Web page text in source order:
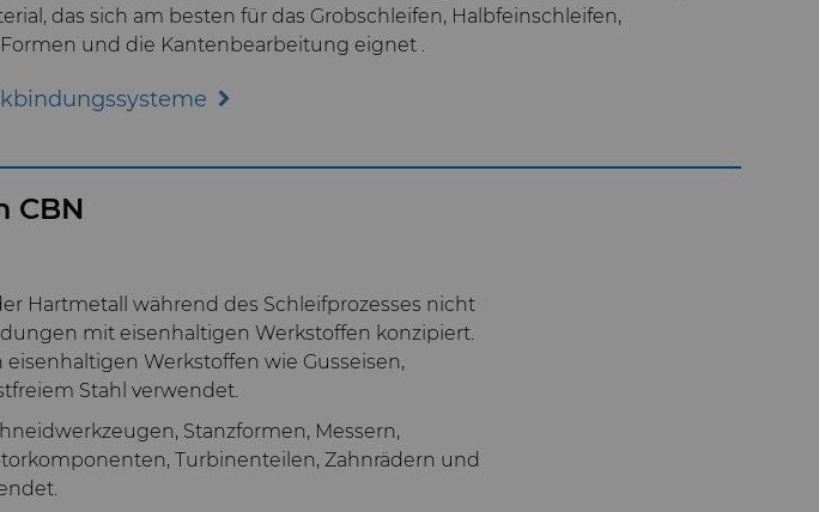
das sich am besten für das Grobschleifen, Halbfeinschleifen,
Formen und die Kantenbearbeitung eignet
CBN
Hartmetall während des Schleifprozesses nicht
mit eisenhaltigen Werkstoffen konzipiert.
Werkstoffen wie Gusseisen,
Stahl verwendet.
Stanzformen, Messern,
Turbinenteilen, Zahnrädern und